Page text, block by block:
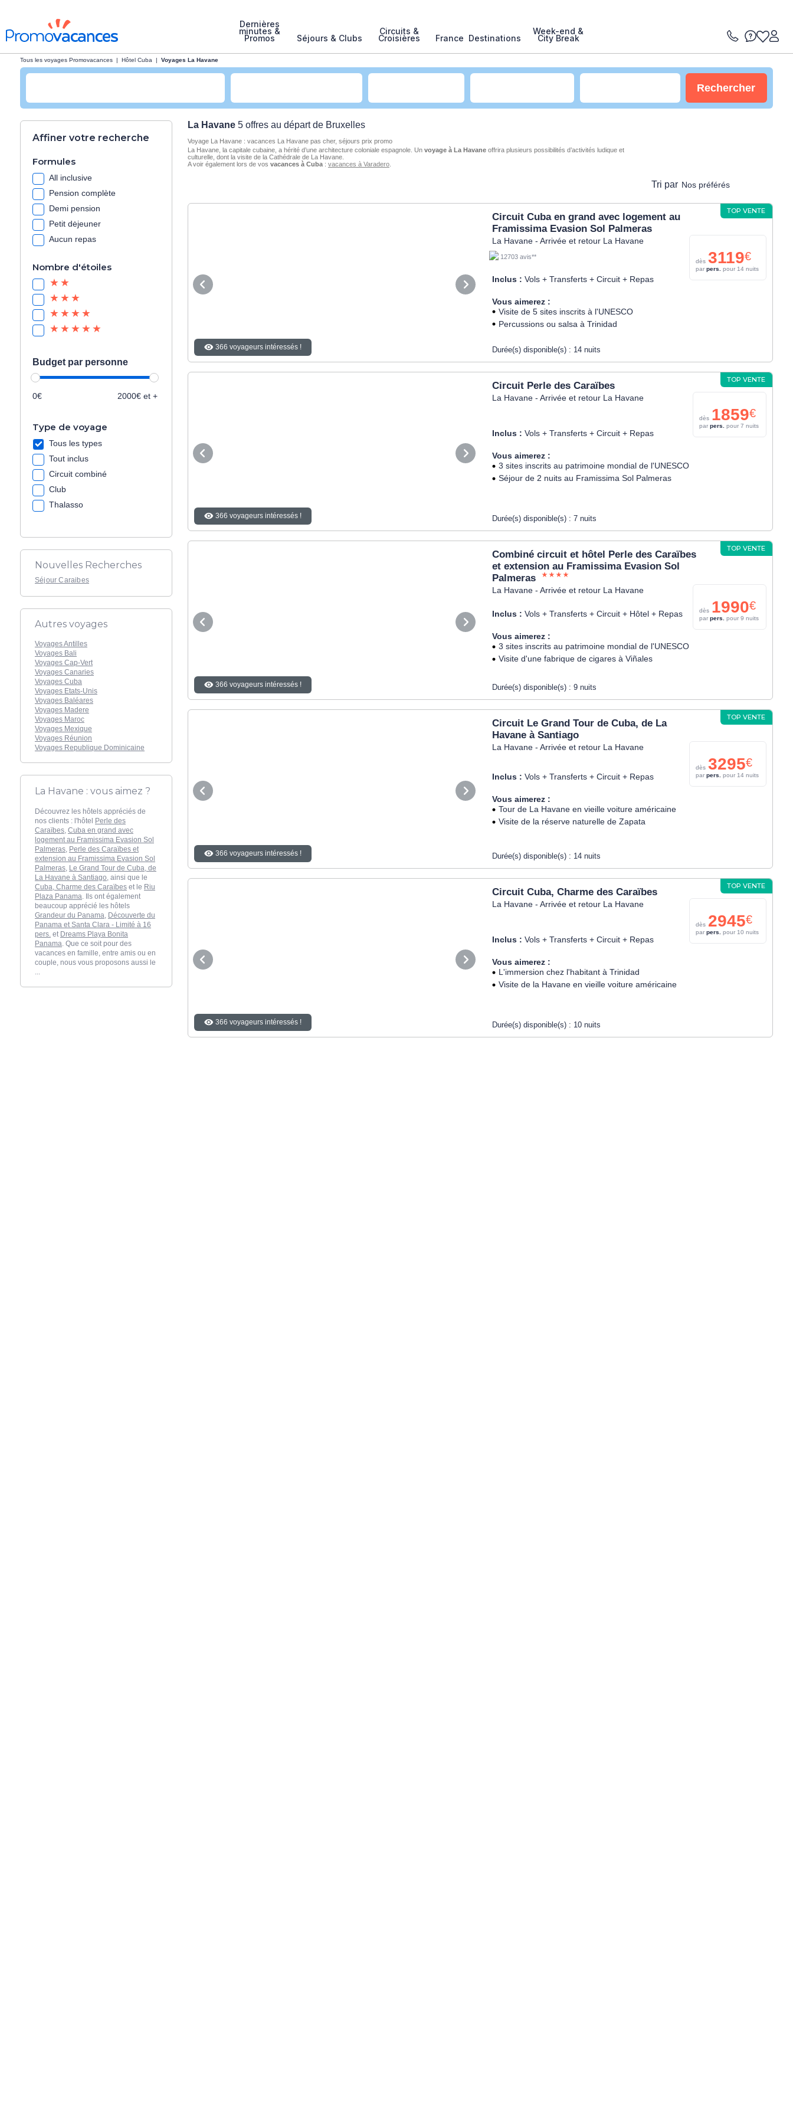
Dernières
minutes &
Promos Séjours & Clubs
Circuits &
Croisières France Destinations
Week-end &
City Break
Tous les voyages Promovacances Hôtel Cuba Voyages La Havane
Rechercher
La Havane 5 offres au départ de Bruxelles
Voyage La Havane : vacances La Havane pas cher, séjours prix promo
La Havane, la capitale cubaine, a hérité d’une architecture coloniale espagnole. Un voyage à La Havaneoffrira plusieurs possibilités d’activités ludique et
culturelle, dont la visite de la Cathédrale de La Havane.
A voir également lors de vos vacances à Cuba: vacances à Varadero.
Nos préférés
Tri par
TOP VENTE
366 voyageurs intéressés !
Circuit Cuba en grand avec logement au
Framissima Evasion Sol Palmeras
La Havane - Arrivée et retour La Havane
12703 avis**
Inclus : Vols + Transferts + Circuit + Repas
Vous aimerez :
Visite de 5 sites inscrits à l'UNESCO
Percussions ou salsa à Trinidad
Durée(s) disponible(s) : 14 nuits
dès 3119€
par pers. pour 14 nuits
TOP VENTE
366 voyageurs intéressés !
Circuit Perle des Caraïbes
La Havane - Arrivée et retour La Havane
Inclus : Vols + Transferts + Circuit + Repas
Vous aimerez :
3 sites inscrits au patrimoine mondial de l'UNESCO
Séjour de 2 nuits au Framissima Sol Palmeras
Durée(s) disponible(s) : 7 nuits
dès 1859€
par pers. pour 7 nuits
TOP VENTE
366 voyageurs intéressés !
Combiné circuit et hôtel Perle des Caraïbes
et extension au Framissima Evasion Sol
Palmeras
La Havane - Arrivée et retour La Havane
Inclus : Vols + Transferts + Circuit + Hôtel + Repas
Vous aimerez :
3 sites inscrits au patrimoine mondial de l'UNESCO
Visite d'une fabrique de cigares à Viñales
Durée(s) disponible(s) : 9 nuits
dès 1990€
par pers. pour 9 nuits
TOP VENTE
366 voyageurs intéressés !
Circuit Le Grand Tour de Cuba, de La
Havane à Santiago
La Havane - Arrivée et retour La Havane
Inclus : Vols + Transferts + Circuit + Repas
Vous aimerez :
Tour de La Havane en vieille voiture américaine
Visite de la réserve naturelle de Zapata
Durée(s) disponible(s) : 14 nuits
dès 3295€
par pers. pour 14 nuits
TOP VENTE
366 voyageurs intéressés !
Circuit Cuba, Charme des Caraïbes
La Havane - Arrivée et retour La Havane
Inclus : Vols + Transferts + Circuit + Repas
Vous aimerez :
L'immersion chez l'habitant à Trinidad
Visite de la Havane en vieille voiture américaine
Durée(s) disponible(s) : 10 nuits
dès 2945€
par pers. pour 10 nuits
Affiner votre recherche
Formules
All inclusive
Pension complète
Demi pension
Petit dėjeuner
Aucun repas
Nombre d'étoiles
Budget par personne
0€ 2000€ et +
Type de voyage
Tous les types
Tout inclus
Circuit combiné
Club
Thalasso
Nouvelles Recherches
Séjour Caraibes
Autres voyages
Voyages Antilles
Voyages Bali
Voyages Cap-Vert
Voyages Canaries
Voyages Cuba
Voyages Etats-Unis
Voyages Baléares
Voyages Madere
Voyages Maroc
Voyages Mexique
Voyages Réunion
Voyages Republique Dominicaine
La Havane : vous aimez ?
Découvrez les hôtels appréciés de
nos clients : l'hôtel Perle des
Caraïbes Cuba en grand avec
logement au Framissima Evasion Sol
Palmeras Perle des Caraïbes et
extension au Framissima Evasion Sol
Palmeras Le Grand Tour de Cuba, de
La Havane à Santiago , ainsi que le
Cuba, Charme des Caraïbes et le Riu
Plaza Panama . Ils ont également
beaucoup apprécié les hôtels
Grandeur du Panama Découverte du
Panama et Santa Clara - Limité à 16
pers. et Dreams Playa Bonita
Panama . Que ce soit pour des
vacances en famille, entre amis ou en
couple, nous vous proposons aussi le